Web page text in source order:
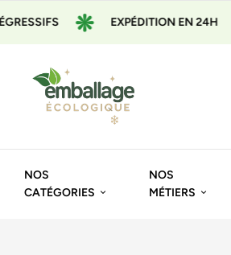
EXPÉDITION EN 24H
NOS
CATÉGORIES
NOS
MÉTIERS